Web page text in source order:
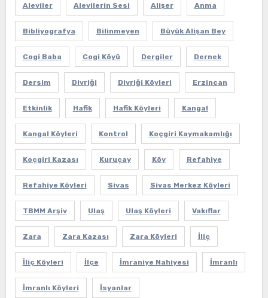
Aleviler Alevilerin Sesi Alişer Anma
Bibliyografya Bilinmeyen Büyük Alişan Bey
Cogi Baba Cogi Köyü Dergiler Dernek
Dersim Divriği Divriği Köyleri Erzincan
Etkinlik Hafik Hafik Köyleri Kangal
Kangal Köyleri Kontrol Koçgiri Kaymakamlığı
Koçgiri Kazası Kuruçay Köy Refahiye
Refahiye Köyleri Sivas Sivas Merkez Köyleri
TBMM Arşiv Ulaş Ulaş Köyleri Vakıflar
Zara Zara Kazası Zara Köyleri İliç
İliç Köyleri İlçe İmraniye Nahiyesi İmranlı
İmranlı Köyleri İsyanlar